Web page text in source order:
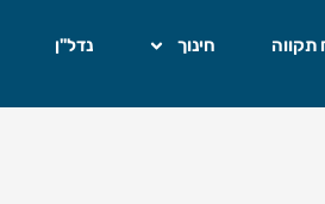
חינוך נדל"ן